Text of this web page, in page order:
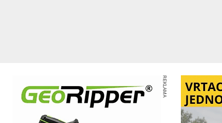
REKLAMA